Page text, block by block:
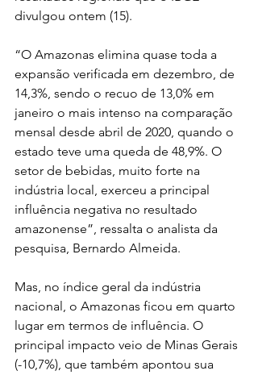
divulgou ontem (15).
“O Amazonas elimina quase toda a
expansão verificada em dezembro, de
14,3%, sendo o recuo de 13,0% em
janeiro o mais intenso na comparação
mensal desde abril de 2020, quando o
estado teve uma queda de 48,9%. O
setor de bebidas, muito forte na
indústria local, exerceu a principal
influência negativa no resultado
amazonense”, ressalta o analista da
pesquisa, Bernardo Almeida.
Mas, no índice geral da indústria
nacional, o Amazonas ficou em quarto
lugar em termos de influência. O
principal impacto veio de Minas Gerais
(-10,7%), que também apontou sua